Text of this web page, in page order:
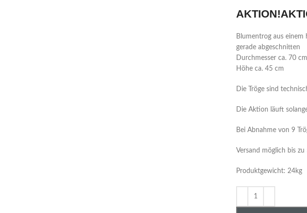
Blumentrog aus einem
gerade abgeschnitten
Durchmesser ca. 70 cm
Höhe ca. 45 cm
Die Tröge sind
Die Aktion läuft
Bei Abnahme von 9
Versand möglich bis
Produktgewicht: 24kg